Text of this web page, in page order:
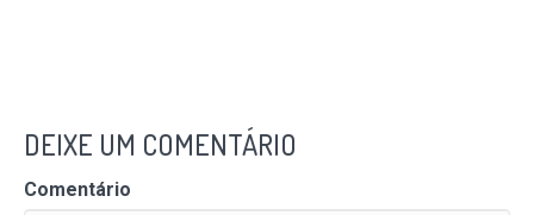
DEIXE UM COMENTÁRIO
Comentário